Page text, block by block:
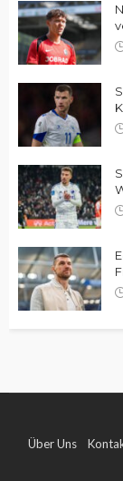
Über Uns